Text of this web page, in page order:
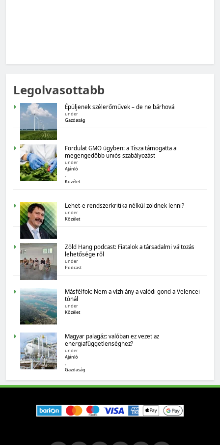
Magyarország számokban: Fogyasztói bizalom,
gazdasági várakozások
Magyarország számokban: Államadósság
MAGYARORSZÁG SZÁMOKBAN
Magyarország számokban: biogazdálkodás
Tizenhat adatsor a tizenhat évről
Legolvasottabb
Épüljenek szélerőművek – de ne bárhová
under
Gazdaság
Fordulat GMO ügyben: a Tisza támogatta a
megengedőbb uniós szabályozást
under
Ajánló
,
Közélet
Lehet-e rendszerkritika nélkül zöldnek lenni?
under
Közélet
Zöld Hang podcast: Fiatalok a társadalmi változás
lehetőségeiről
under
Podcast
Másfélfok: Nem a vízhiány a valódi gond a Velencei-
tónál
under
Közélet
Magyar palagáz: valóban ez vezet az
energiafüggetlenséghez?
under
Ajánló
,
Gazdaság